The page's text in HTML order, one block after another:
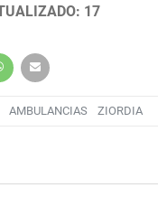
17
AMBULANCIAS ZIORDIA